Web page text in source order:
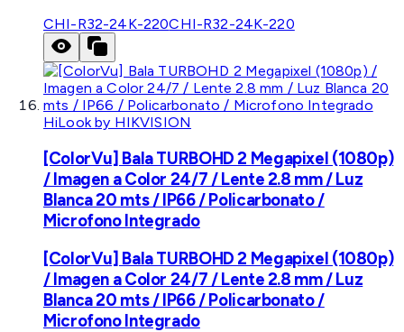
CHI-R32-24K-220CHI-R32-24K-220
HiLook by HIKVISION
[ColorVu] Bala TURBOHD 2 Megapixel (1080p)
/ Imagen a Color 24/7 / Lente 2.8 mm / Luz
Blanca 20 mts / IP66 / Policarbonato /
Microfono Integrado
[ColorVu] Bala TURBOHD 2 Megapixel (1080p)
/ Imagen a Color 24/7 / Lente 2.8 mm / Luz
Blanca 20 mts / IP66 / Policarbonato /
Microfono Integrado